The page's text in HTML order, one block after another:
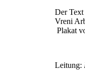
Der Text
Vreni
Plakat
Leitung: